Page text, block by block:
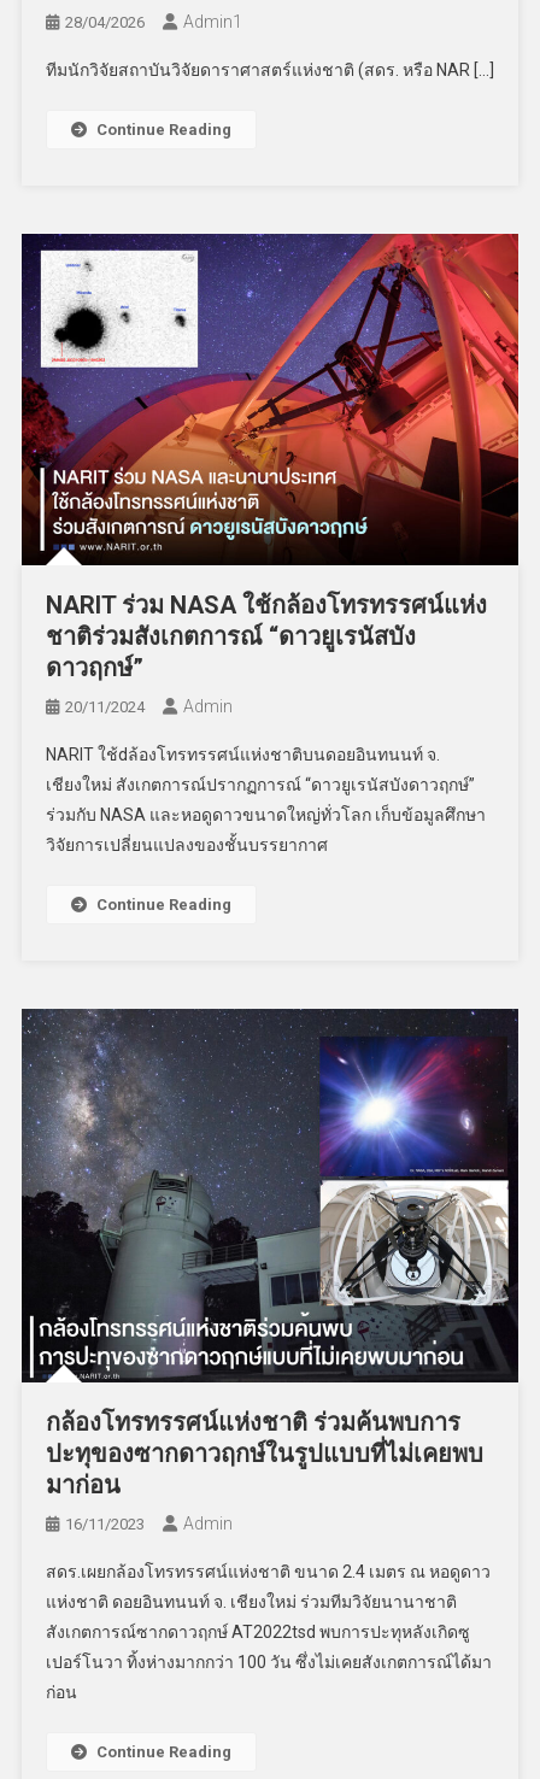
28/04/2026 Admin​1
ทีมนักวิจัยสถาบันวิจัยดาราศาสตร์แห่งชาติ (สดร. หรือ NAR […]
Continue Reading
NARIT ร่วม NASA ใช้กล้องโทรทรรศน์แห่ง
ชาติร่วมสังเกตการณ์ “ดาวยูเรนัสบัง
ดาวฤกษ์”
20/11/2024 Admin
NARIT ใช้dล้องโทรทรรศน์แห่งชาติบนดอยอินทนนท์ จ.
เชียงใหม่ สังเกตการณ์ปรากฏการณ์ “ดาวยูเรนัสบังดาวฤกษ์”
ร่วมกับ NASA และหอดูดาวขนาดใหญ่ทั่วโลก เก็บข้อมูลศึกษา
วิจัยการเปลี่ยนแปลงของชั้นบรรยากาศ
Continue Reading
กล้องโทรทรรศน์แห่งชาติ ร่วมค้นพบการ
ปะทุของซากดาวฤกษ์ในรูปแบบที่ไม่เคยพบ
มาก่อน
16/11/2023 Admin
สดร.เผยกล้องโทรทรรศน์แห่งชาติ ขนาด 2.4 เมตร ณ หอดูดาว
แห่งชาติ ดอยอินทนนท์ จ. เชียงใหม่ ร่วมทีมวิจัยนานาชาติ
สังเกตการณ์ซากดาวฤกษ์ AT2022tsd พบการปะทุหลังเกิดซู
เปอร์โนวา ทิ้งห่างมากกว่า 100 วัน ซึ่งไม่เคยสังเกตการณ์ได้มา
ก่อน
Continue Reading